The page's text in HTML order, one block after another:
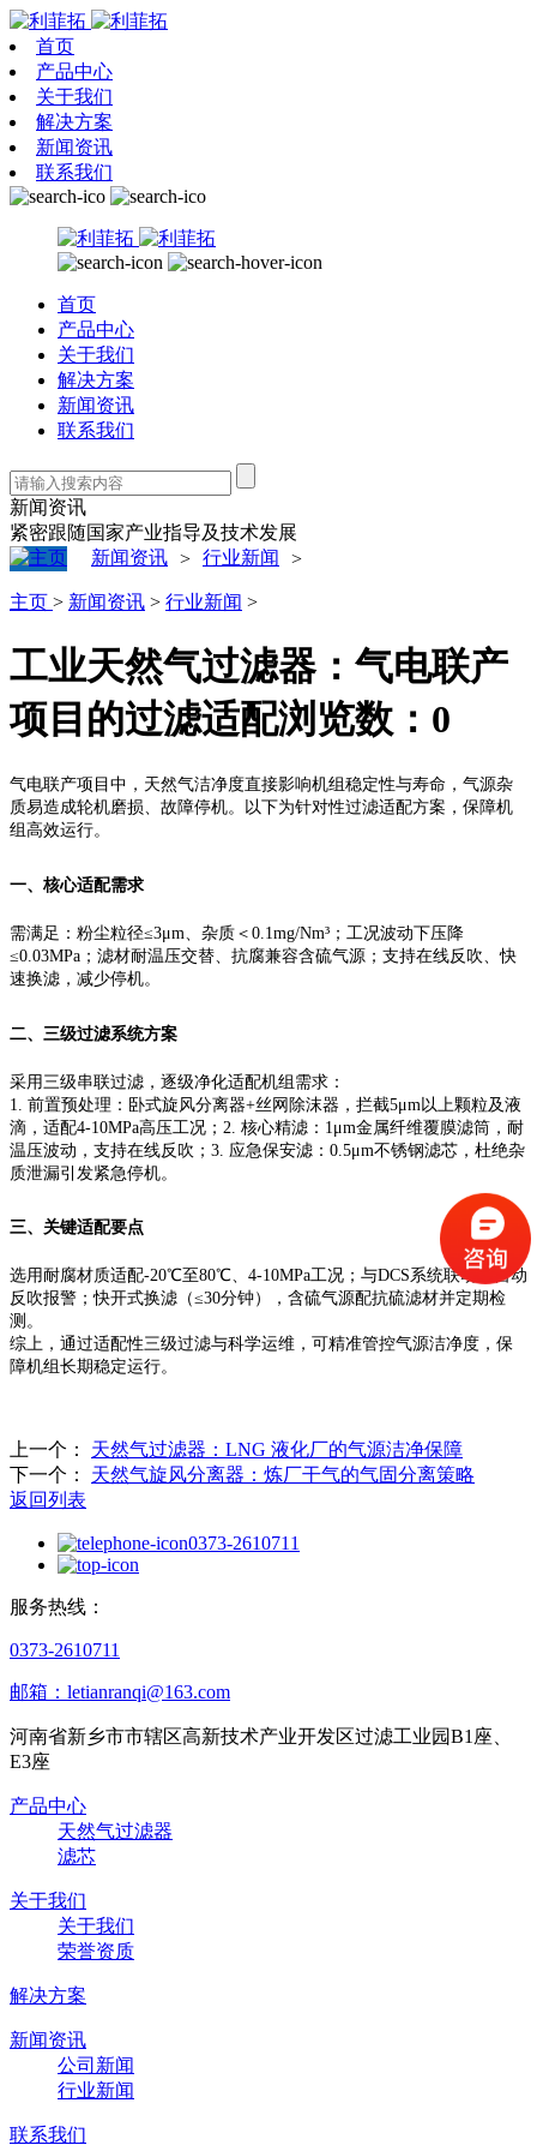
首页
产品中心
关于我们
解决方案
新闻资讯
联系我们
首页
产品中心
关于我们
解决方案
新闻资讯
联系我们
新闻资讯
紧密跟随国家产业指导及技术发展
新闻资讯 > 行业新闻 >
主页 > 新闻资讯 > 行业新闻 >
工业天然气过滤器：气电联产
项目的过滤适配浏览数： 0
气电联产项目中，天然气洁净度直接影响机组稳定性与寿命，气源杂
质易造成轮机磨损、故障停机。以下为针对性过滤适配方案，保障机
组高效运行。
一、核心适配需求
需满足：粉尘粒径≤3μm、杂质＜0.1mg/Nm³；工况波动下压降
≤0.03MPa；滤材耐温压交替、抗腐兼容含硫气源；支持在线反吹、快
速换滤，减少停机。
二、三级过滤系统方案
采用三级串联过滤，逐级净化适配机组需求：
1. 前置预处理：卧式旋风分离器+丝网除沫器，拦截5μm以上颗粒及液
滴，适配4-10MPa高压工况；2. 核心精滤：1μm金属纤维覆膜滤筒，耐
温压波动，支持在线反吹；3. 应急保安滤：0.5μm不锈钢滤芯，杜绝杂
质泄漏引发紧急停机。
三、关键适配要点
选用耐腐材质适配-20℃至80℃、4-10MPa工况；与DCS系统联动，自动
反吹报警；快开式换滤（≤30分钟），含硫气源配抗硫滤材并定期检
测。
综上，通过适配性三级过滤与科学运维，可精准管控气源洁净度，保
障机组长期稳定运行。
上一个：
天然气过滤器：LNG 液化厂的气源洁净保障
下一个：
天然气旋风分离器：炼厂干气的气固分离策略
返回列表
0373-2610711
服务热线：
0373-2610711
邮箱：letianranqi@163.com
河南省新乡市市辖区高新技术产业开发区过滤工业园B1座、
E3座
产品中心
天然气过滤器
滤芯
关于我们
关于我们
荣誉资质
解决方案
新闻资讯
公司新闻
行业新闻
联系我们